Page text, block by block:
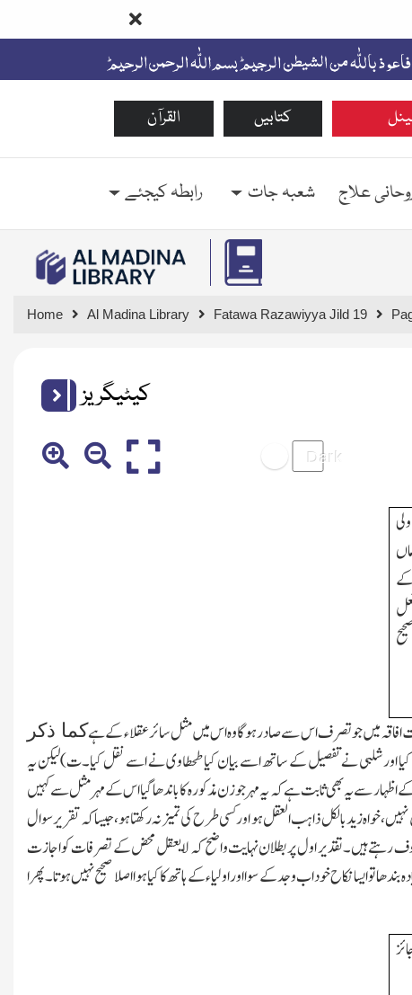
القرآن کتابیں
علاج شعبہ جات رابطہ کیجئے
Home Al Madina Library Fatawa Razawiyya Jild 19
کیٹیگریز
میں جو تصرف اس سے صادرہوگا وہ اس میں مثل سائر عقلاء کے ہےکما ذکر
اور شلبی نے تفصیل کے ساتھ اسے بیان کیا طحطاوی نے اسے نقل کیا۔ت)لیکن یہ
سے یہ بھی ثابت ہے کہ یہ مہر جو زن مذکورہ کا باندھا گیا اس کے مہر مثل سے کہیں
زید بالکل ذاہب العقل ہو اور کسی طرح کی تمیز نہ رکھتاہو،جیسا کہ تقریر سوال
رہتے ہیں۔تقدیر اول پر بطلان نہایت واضح کہ لایعقل محض کے تصرفات کواجازت
ایسا نکاح خود اب وجد کے سوا اور اولیاء کے ہاتھ کا کیا ہوا اصلا صحیح نہیں ہوتا۔پھرا